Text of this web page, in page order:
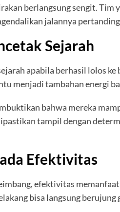
berlangsung sengit. Tim
jalannya
Sejarah
apabila berhasil lolos ke
menjadi tambahan energi
bahwa mereka
tampil dengan
Efektivitas
efektivitas
bisa langsung berujung